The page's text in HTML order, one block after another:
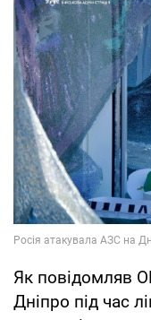
Як повідомляв
Дніпро під час